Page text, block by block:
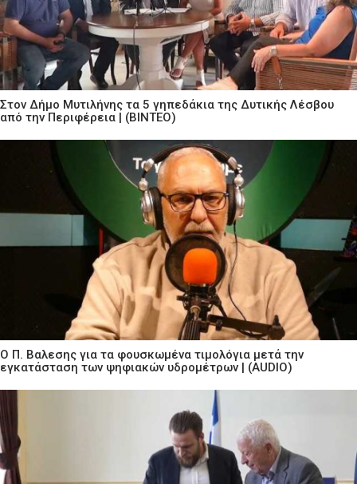
Στον Δήμο Μυτιλήνης τα 5 γηπεδάκια της Δυτικής Λέσβου
από την Περιφέρεια | (ΒΙΝΤΕΟ)
Ο Π. Βαλεσης για τα φουσκωμένα τιμολόγια μετά την
εγκατάσταση των ψηφιακών υδρομέτρων | (AUDIO)